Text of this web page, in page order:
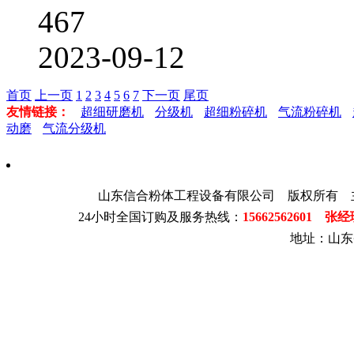
467
2023-09-12
首页 上一页 1 2 3 4 5 6 7 下一页 尾页
友情链接：
超细研磨机 分级机 超细粉碎机 气流粉碎机
动磨
气流分级机
山东信合粉体工程设备有限公司 版权所有
24小时全国订购及服务热线： 15662562601 张
地址：山